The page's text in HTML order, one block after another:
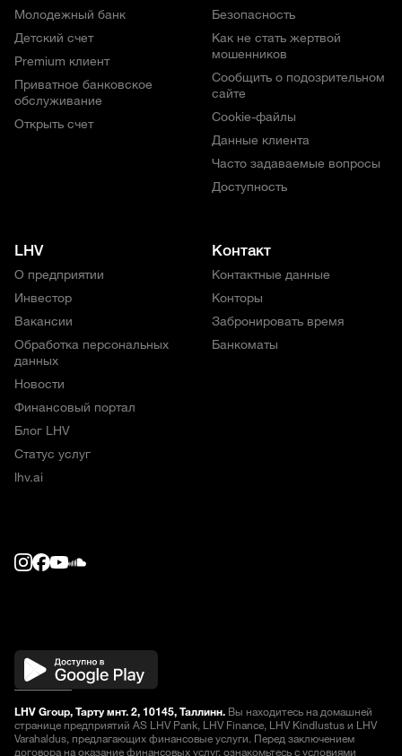
Молодежный банк
Детский счет
Premium клиент
Приватное банковское
обслуживание
Открыть счет
Безопасность
Как не стать жертвой
мошенников
Сообщить о подозрительном
сайте
Cookie-файлы
Данные клиента
Часто задаваемые вопросы
Доступность
LHV
О предприятии
Инвестор
Вакансии
Обработка персональных
данных
Новости
Финансовый портал
Блог LHV
Статус услуг
lhv.ai
Контакт
Контактные данные
Конторы
Забронировать время
Банкоматы
LHV Group, Тарту мнт. 2, 10145, Таллинн. Вы находитесь на домашней
странице предприятий AS LHV Pank, LHV Finance, LHV Kindlustus и LHV
Varahaldus, предлагающих финансовые услуги. Перед заключением
договора на оказание финансовых услуг, ознакомьтесьс условиями